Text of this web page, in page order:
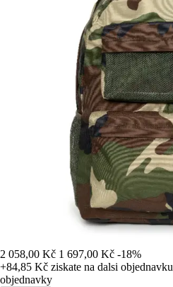
2 058,00 Kč 1 697,00 Kč -18%
+84,85 Kč ziskate na dalsi objednavku
objednavky